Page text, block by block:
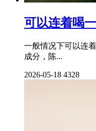
可以连着喝
一般情况下可以连
成分，陈...
2026-05-18 4328